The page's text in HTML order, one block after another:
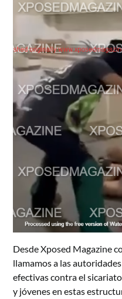
Desde Xposed Magazine
llamamos a las
efectivas contra el
y jóvenes en estas